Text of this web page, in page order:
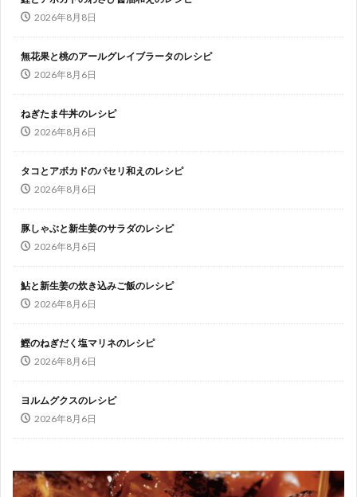
2026年8月8日
無花果と桃のアールグレイブラータのレシピ
2026年8月6日
ねぎたま牛丼のレシピ
2026年8月6日
タコとアボカドのパセリ和えのレシピ
2026年8月6日
豚しゃぶと新生姜のサラダのレシピ
2026年8月6日
鮎と新生姜の炊き込みご飯のレシピ
2026年8月6日
鰹のねぎだく塩マリネのレシピ
2026年8月6日
ヨルムグクスのレシピ
2026年8月6日